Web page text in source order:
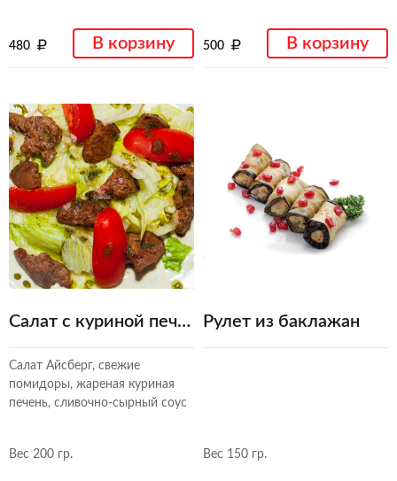
480 В корзину 500 В корзину
Салат с куриной печенью
Салат Айсберг, свежие
помидоры, жареная куриная
печень, сливочно-сырный соус
Вес 200 гр.
Рулет из баклажан
Вес 150 гр.